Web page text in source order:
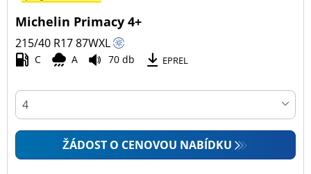
Michelin Primacy 4+
215/40 R1787WXL
C A 70 db EPREL
ŽÁDOST O CENOVOU NABÍDKU